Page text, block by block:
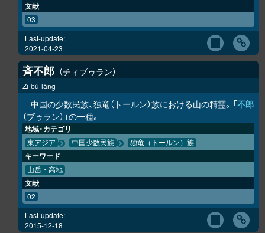
文献
03
Last-update:
2021-04-23
斉不郎 チィブゥラン
Zī-bù-làng
中国の少数民族、独竜（トールン）族における山の精霊。「不郎
（ブゥラン）」の一種。
地域・カテゴリ
東アジア 中国少数民族 独竜（トールン）族
キーワード
山岳・高地
文献
02
Last-update:
2015-12-18